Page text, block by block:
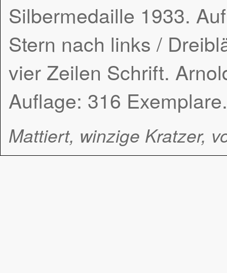
Silbermedaille 1933.
Stern nach links /
vier Zeilen Schrift.
Auflage: 316 Exemplare.
Mattiert, winzige Kratzer,